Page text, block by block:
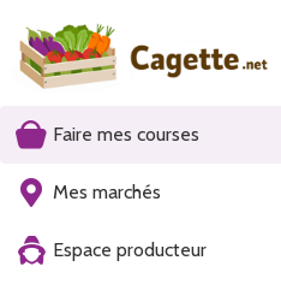
Faire mes courses
Mes marchés
Espace producteur